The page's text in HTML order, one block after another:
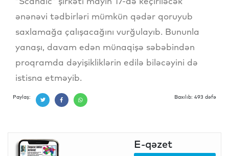
ənənəvi tədbirləri mümkün qədər qoruyub
saxlamağa çalışacağını vurğulayıb. Bununla
yanaşı, davam edən münaqişə səbəbindən
proqramda dəyişikliklərin edilə biləcəyini də
istisna etməyib.
Paylaş: Baxılıb: 493 dəfə
E-qəzet